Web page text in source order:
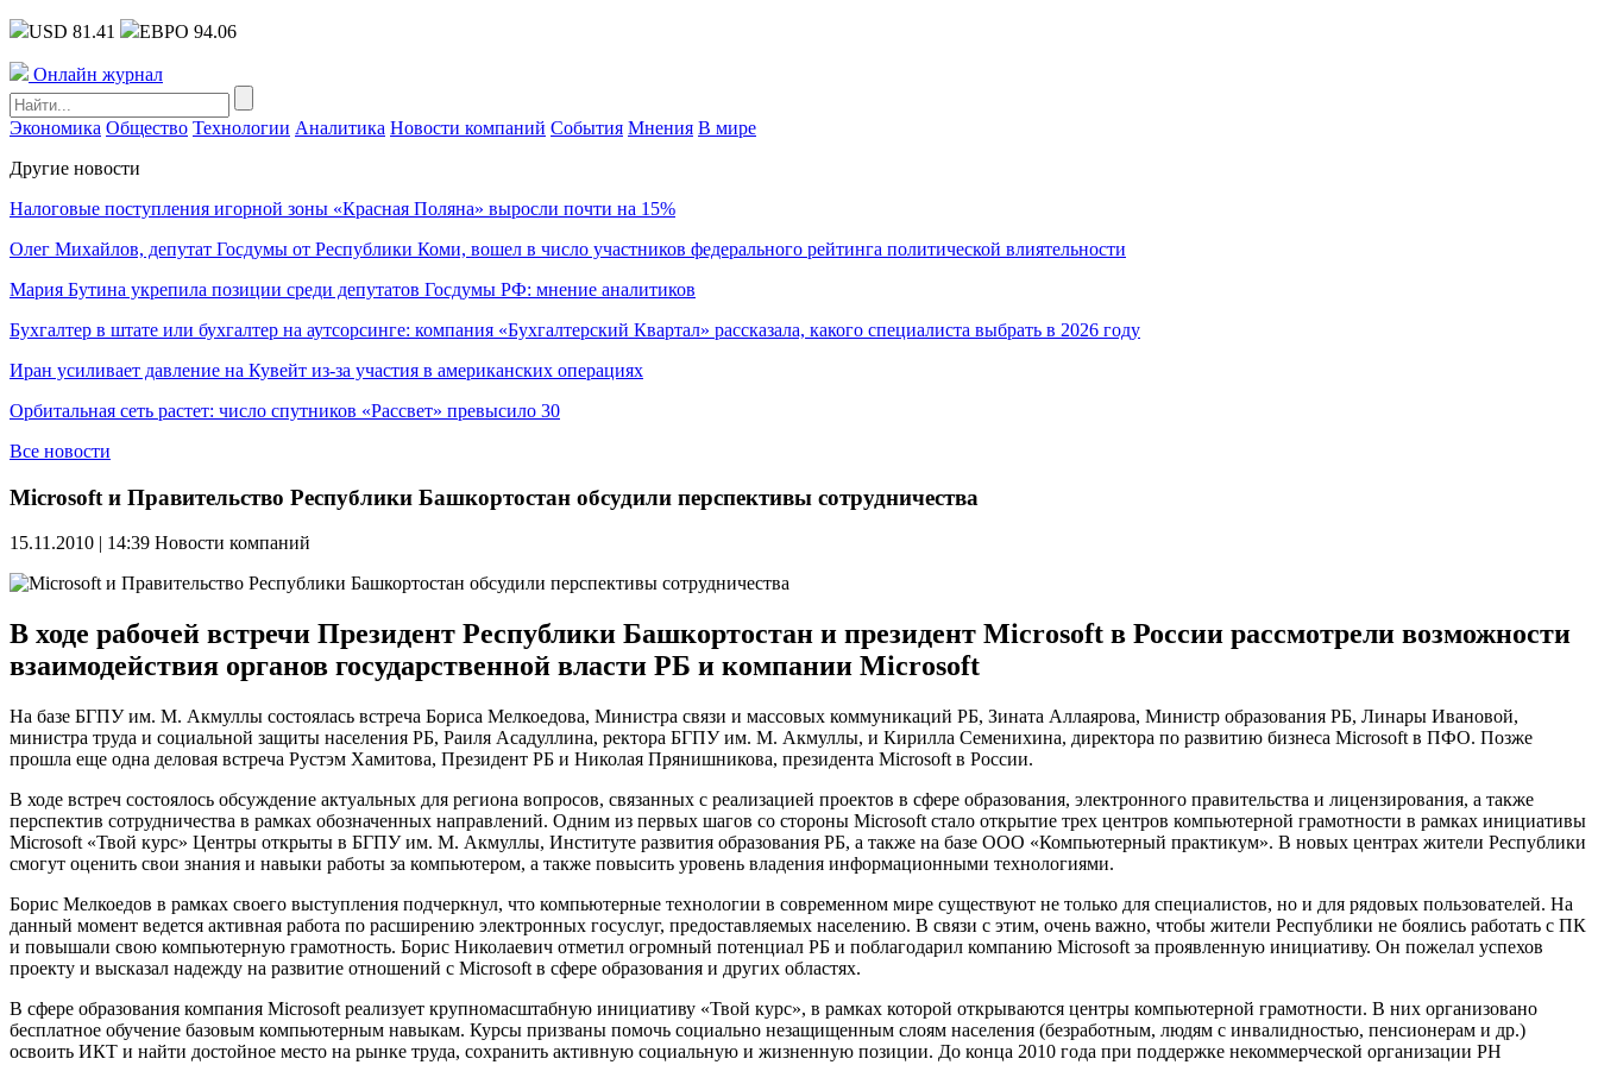
USD 81.41 ЕВРО 94.06
Онлайн журнал
Экономика Общество Технологии Аналитика Новости компаний События Мнения В мире
Другие новости
Налоговые поступления игорной зоны «Красная Поляна» выросли почти на 15%
Олег Михайлов, депутат Госдумы от Республики Коми, вошел в число участников федерального рейтинга политической влиятельности
Мария Бутина укрепила позиции среди депутатов Госдумы РФ: мнение аналитиков
Бухгалтер в штате или бухгалтер на аутсорсинге: компания «Бухгалтерский Квартал» рассказала, какого специалиста выбрать в 2026 году
Иран усиливает давление на Кувейт из-за участия в американских операциях
Орбитальная сеть растет: число спутников «Рассвет» превысило 30
Все новости
Microsoft и Правительство Республики Башкортостан обсудили перспективы сотрудничества
15.11.2010 | 14:39 Новости компаний
В ходе рабочей встречи Президент Республики Башкортостан и президент Microsoft в России рассмотрели возможности
взаимодействия органов государственной власти РБ и компании Microsoft
На базе БГПУ им. М. Акмуллы состоялась встреча Бориса Мелкоедова, Министра связи и массовых коммуникаций РБ, Зината Аллаярова, Министр образования РБ, Линары Ивановой,
министра труда и социальной защиты населения РБ, Раиля Асадуллина, ректора БГПУ им. М. Акмуллы, и Кирилла Семенихина, директора по развитию бизнеса Microsoft в ПФО. Позже
прошла еще одна деловая встреча Рустэм Хамитова, Президент РБ и Николая Прянишникова, президента Microsoft в России.
В ходе встреч состоялось обсуждение актуальных для региона вопросов, связанных с реализацией проектов в сфере образования, электронного правительства и лицензирования, а также
перспектив сотрудничества в рамках обозначенных направлений. Одним из первых шагов со стороны Microsoft стало открытие трех центров компьютерной грамотности в рамках инициативы
Microsoft «Твой курс» Центры открыты в БГПУ им. М. Акмуллы, Институте развития образования РБ, а также на базе ООО «Компьютерный практикум». В новых центрах жители Республики
смогут оценить свои знания и навыки работы за компьютером, а также повысить уровень владения информационными технологиями.
Борис Мелкоедов в рамках своего выступления подчеркнул, что компьютерные технологии в современном мире существуют не только для специалистов, но и для рядовых пользователей. На
данный момент ведется активная работа по расширению электронных госуслуг, предоставляемых населению. В связи с этим, очень важно, чтобы жители Республики не боялись работать с ПК
и повышали свою компьютерную грамотность. Борис Николаевич отметил огромный потенциал РБ и поблагодарил компанию Microsoft за проявленную инициативу. Он пожелал успехов
проекту и высказал надежду на развитие отношений с Microsoft в сфере образования и других областях.
В сфере образования компания Microsoft реализует крупномасштабную инициативу «Твой курс», в рамках которой открываются центры компьютерной грамотности. В них организовано
бесплатное обучение базовым компьютерным навыкам. Курсы призваны помочь социально незащищенным слоям населения (безработным, людям с инвалидностью, пенсионерам и др.)
освоить ИКТ и найти достойное место на рынке труда, сохранить активную социальную и жизненную позиции. До конца 2010 года при поддержке некоммерческой организации PH